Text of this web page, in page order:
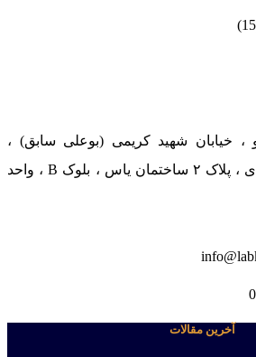
، خیابان شهید کریمی (بوعلی سابق) ،
نرسیده به چهار راه اسدی ، پلاک ۲ ساختمان یاس ، بلوک B ، واحد
آخرین مقالات